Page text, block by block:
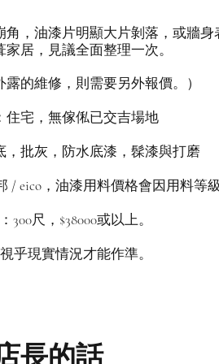
，油漆片明顯大片剝落，或牆身
居，見議全面整理一次。
露的維修，則需要另外報價。）
住宅，無傢俬已交吉場地
，批灰，防水底漆，髹漆與打磨
eico，油漆用料價格會因用料等級
300尺，$38000或以上。
乎現實情況才能作準。
長的話